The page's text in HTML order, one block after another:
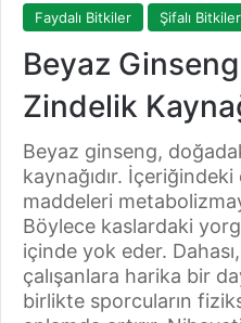
Faydalı Bitkiler Şifalı
Beyaz
Zindelik
Beyaz ginseng,
kaynağıdır.
maddeleri
Böylece kaslardaki
içinde yok eder.
çalışanlara harika bir
birlikte sporcuların